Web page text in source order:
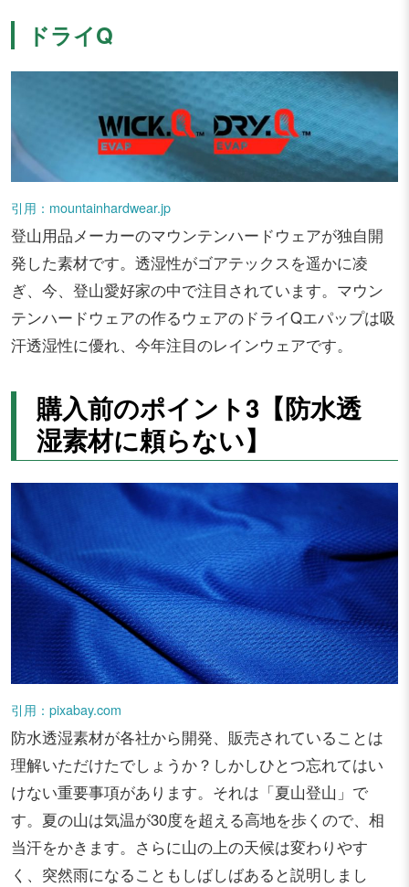
ドライQ
引用：mountainhardwear.jp
登山用品メーカーのマウンテンハードウェアが独自開
発した素材です。透湿性がゴアテックスを遥かに凌
ぎ、今、登山愛好家の中で注目されています。マウン
テンハードウェアの作るウェアのドライQエパップは吸
汗透湿性に優れ、今年注目のレインウェアです。
購入前のポイント3【防水透
湿素材に頼らない】
引用：pixabay.com
防水透湿素材が各社から開発、販売されていることは
理解いただけたでしょうか？しかしひとつ忘れてはい
けない重要事項があります。それは「夏山登山」で
す。夏の山は気温が30度を超える高地を歩くので、相
当汗をかきます。さらに山の上の天候は変わりやす
く、突然雨になることもしばしばあると説明しまし